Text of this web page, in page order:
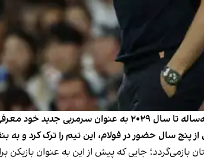
باشگاه فولام انگلستان، آلوارو آربلوا را با
پنج سال حضور در فولام، این تیم را ترک کرد و به
بازمی‌گردد؛ جایی که پیش از این به عنوان